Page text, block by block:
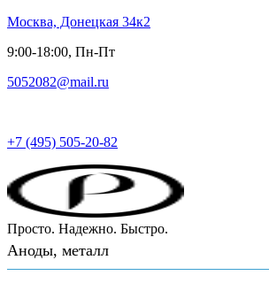
Москва, Донецкая 34к2
9:00-18:00, Пн-Пт
5052082@mail.ru
+7 (495) 505-20-82
Просто. Надежно. Быстро.
Аноды, металл